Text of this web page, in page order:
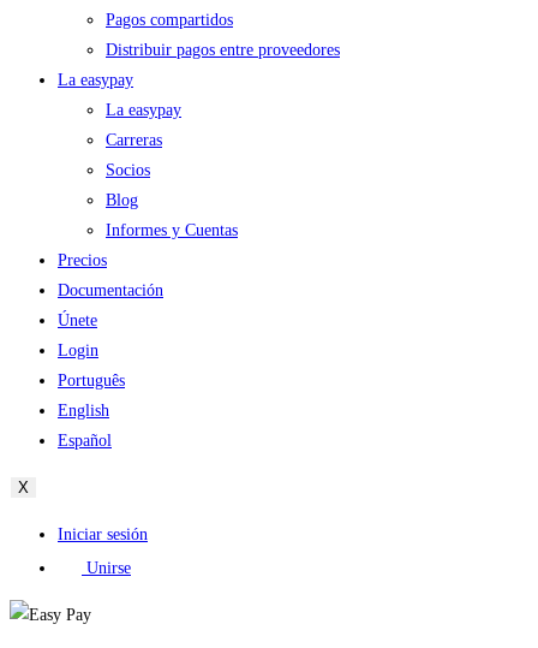
Pagos compartidos
Distribuir pagos entre proveedores
La easypay
La easypay
Carreras
Socios
Blog
Informes y Cuentas
Precios
Documentación
Únete
Login
Português
English
Español
X
Iniciar sesión
Unirse